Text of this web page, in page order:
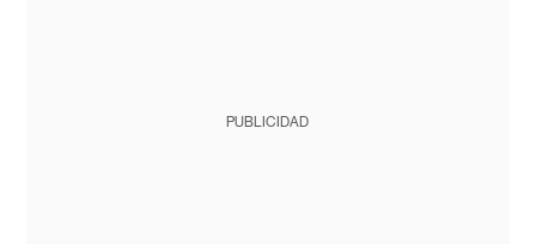
PUBLICIDAD